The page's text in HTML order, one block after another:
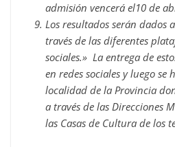
admisión vencerá el10 de
Los resultados serán dados
través de las diferentes
sociales.» La entrega de
en redes sociales y luego se
localidad de la Provincia
a través de las Direcciones
las Casas de Cultura de los